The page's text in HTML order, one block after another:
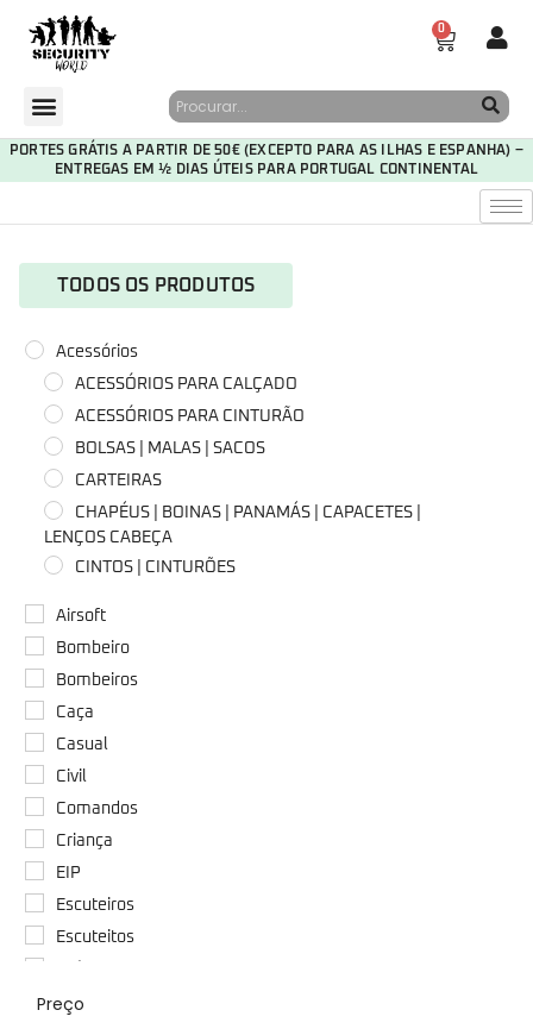
0
PORTES GRÁTIS A PARTIR DE 50€ (EXCEPTO PARA AS ILHAS E ESPANHA) –
ENTREGAS EM ½ DIAS ÚTEIS PARA PORTUGAL CONTINENTAL
TODOS OS PRODUTOS
Acessórios
ACESSÓRIOS PARA CALÇADO
ACESSÓRIOS PARA CINTURÃO
BOLSAS | MALAS | SACOS
CARTEIRAS
CHAPÉUS | BOINAS | PANAMÁS | CAPACETES |
LENÇOS CABEÇA
CINTOS | CINTURÕES
Airsoft
Bombeiro
Bombeiros
Caça
Casual
Civil
Comandos
Criança
EIP
Escuteiros
Escuteitos
Exército
Preço